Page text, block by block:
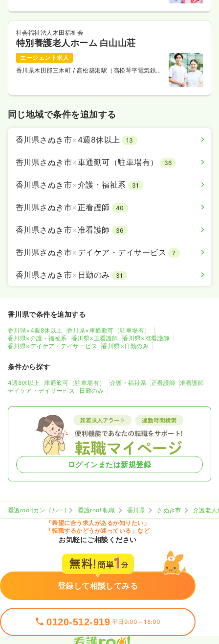
社会福祉法人木田福祉会
特別養護老人ホーム 白山山荘
エージェント求人
香川県木田郡三木町 / 高松築港駅（高松琴平電気鉄道
同じ地域で条件を追加する
香川県さぬき市× 4週8休以上 13
香川県さぬき市×車通勤可（駐車場有） 36
香川県さぬき市×介護・福祉系 31
香川県さぬき市× 正看護師 40
香川県さぬき市×准看護師 36
香川県さぬき市× デイケア・デイサービス 7
香川県さぬき市× 日勤のみ 31
香川県で条件を追加する
香川県×4週8休以上
香川県×車通勤可（駐車場有）
香川県×介護・福祉系
香川県×正看護師
香川県×准看護師
香川県×デイケア・デイサービス
香川県×日勤のみ
条件から探す
4週8休以上 車通勤可（駐車場有） 介護・福祉系 正看護師
准看護師
デイケア・デイサービス
日勤のみ
ログインまたは新規登録
看護roo![カンゴルー] 看護roo! 転職 香川県 さぬき市
介護老
「希望に合う求人があるか知りたい」
「転職するかどうか迷っている」など
お気軽にご相談ください
登録して相談してみる
0120-512-919 平日9:00～18:00